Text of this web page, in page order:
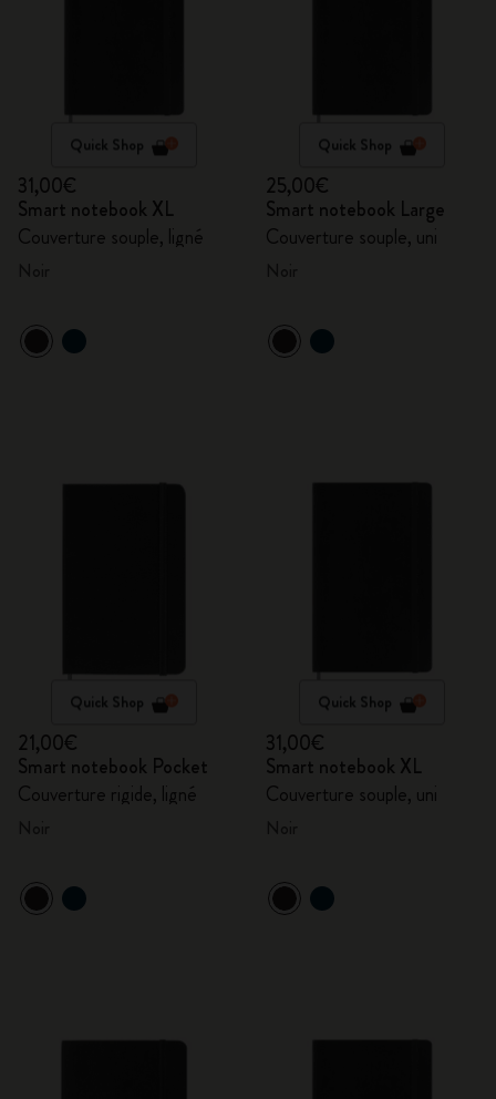
Quick Shop
31,00€
Smart notebook XL
Couverture souple, ligné
Quick Shop
25,00€
Smart notebook Large
Couverture souple, uni
Quick Shop
21,00€
Smart notebook Pocket
Couverture rigide, ligné
Quick Shop
31,00€
Smart notebook XL
Couverture souple, uni